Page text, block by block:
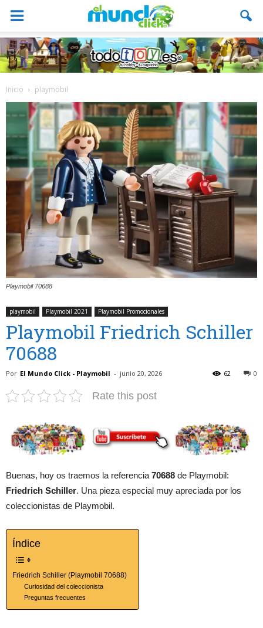
Inicio playmobil
Playmobil 70688
playmobil Playmobil 2021 Playmobil Promocionales
Playmobil Friedrich Schiller
70688
Por El Mundo Click - Playmobil - junio 20, 2026 0
62
Rate this post
Buenas, hoy os traemos la referencia 70688 de Playmobil:
Friedrich Schiller. Una pieza especial muy apreciada por los
coleccionistas de Playmobil.
Índice
Friedrich Schiller (Playmobil 70688)
Curiosidad del coleccionista
Preguntas frecuentes